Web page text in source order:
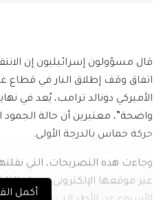
قال مسؤولون إسرائيليون إن
اتفاق وقف إطلاق النار في قطاع
الأميركي دونالد ترامب، يُعد في
واضحة”، معتبرين أن حالة
حركة حماس بالدرجة الأولى.
وجاءت هذه التصريحات، التي
عبر موقعها الإلكتروني مساء
أكمل